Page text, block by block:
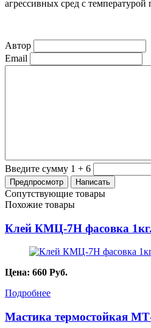
агрессивных сред с
Автор
Email
Введите сумму 1 + 6
Сопутствующие товары
Похожие товары
Клей КМЦ-7Н фасовка 1кг.
Цена: 660 Руб.
Подробнее
Мастика термостойкая